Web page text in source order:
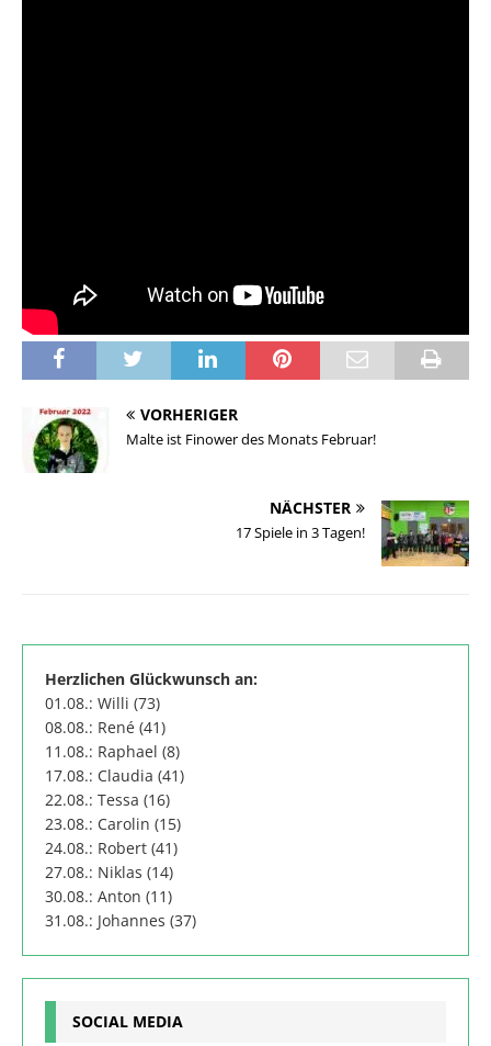
VORHERIGER
Malte ist Finower des Monats Februar!
NÄCHSTER
17 Spiele in 3 Tagen!
Herzlichen Glückwunsch an:
01.08.: Willi (73)
08.08.: René (41)
11.08.: Raphael (8)
17.08.: Claudia (41)
22.08.: Tessa (16)
23.08.: Carolin (15)
24.08.: Robert (41)
27.08.: Niklas (14)
30.08.: Anton (11)
31.08.: Johannes (37)
SOCIAL MEDIA